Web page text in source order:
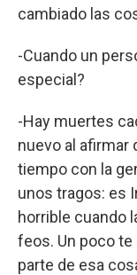
cambiado las
-Cuando un
especial?
-Hay muertes
nuevo al afirmar
tiempo con la
unos tragos: es
horrible cuando
feos. Un poco
parte de esa